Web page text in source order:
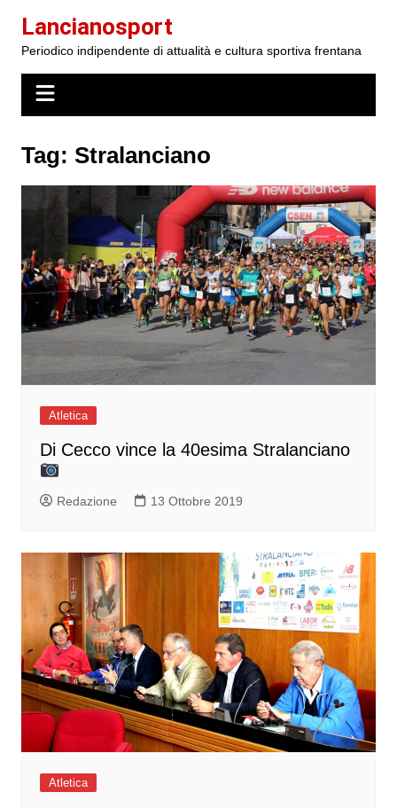
contenuto
Lancianosport
Periodico indipendente di attualità e cultura sportiva frentana
Tag: Stralanciano
Atletica
Di Cecco vince la 40esima Stralanciano
Redazione 13 Ottobre 2019
Atletica